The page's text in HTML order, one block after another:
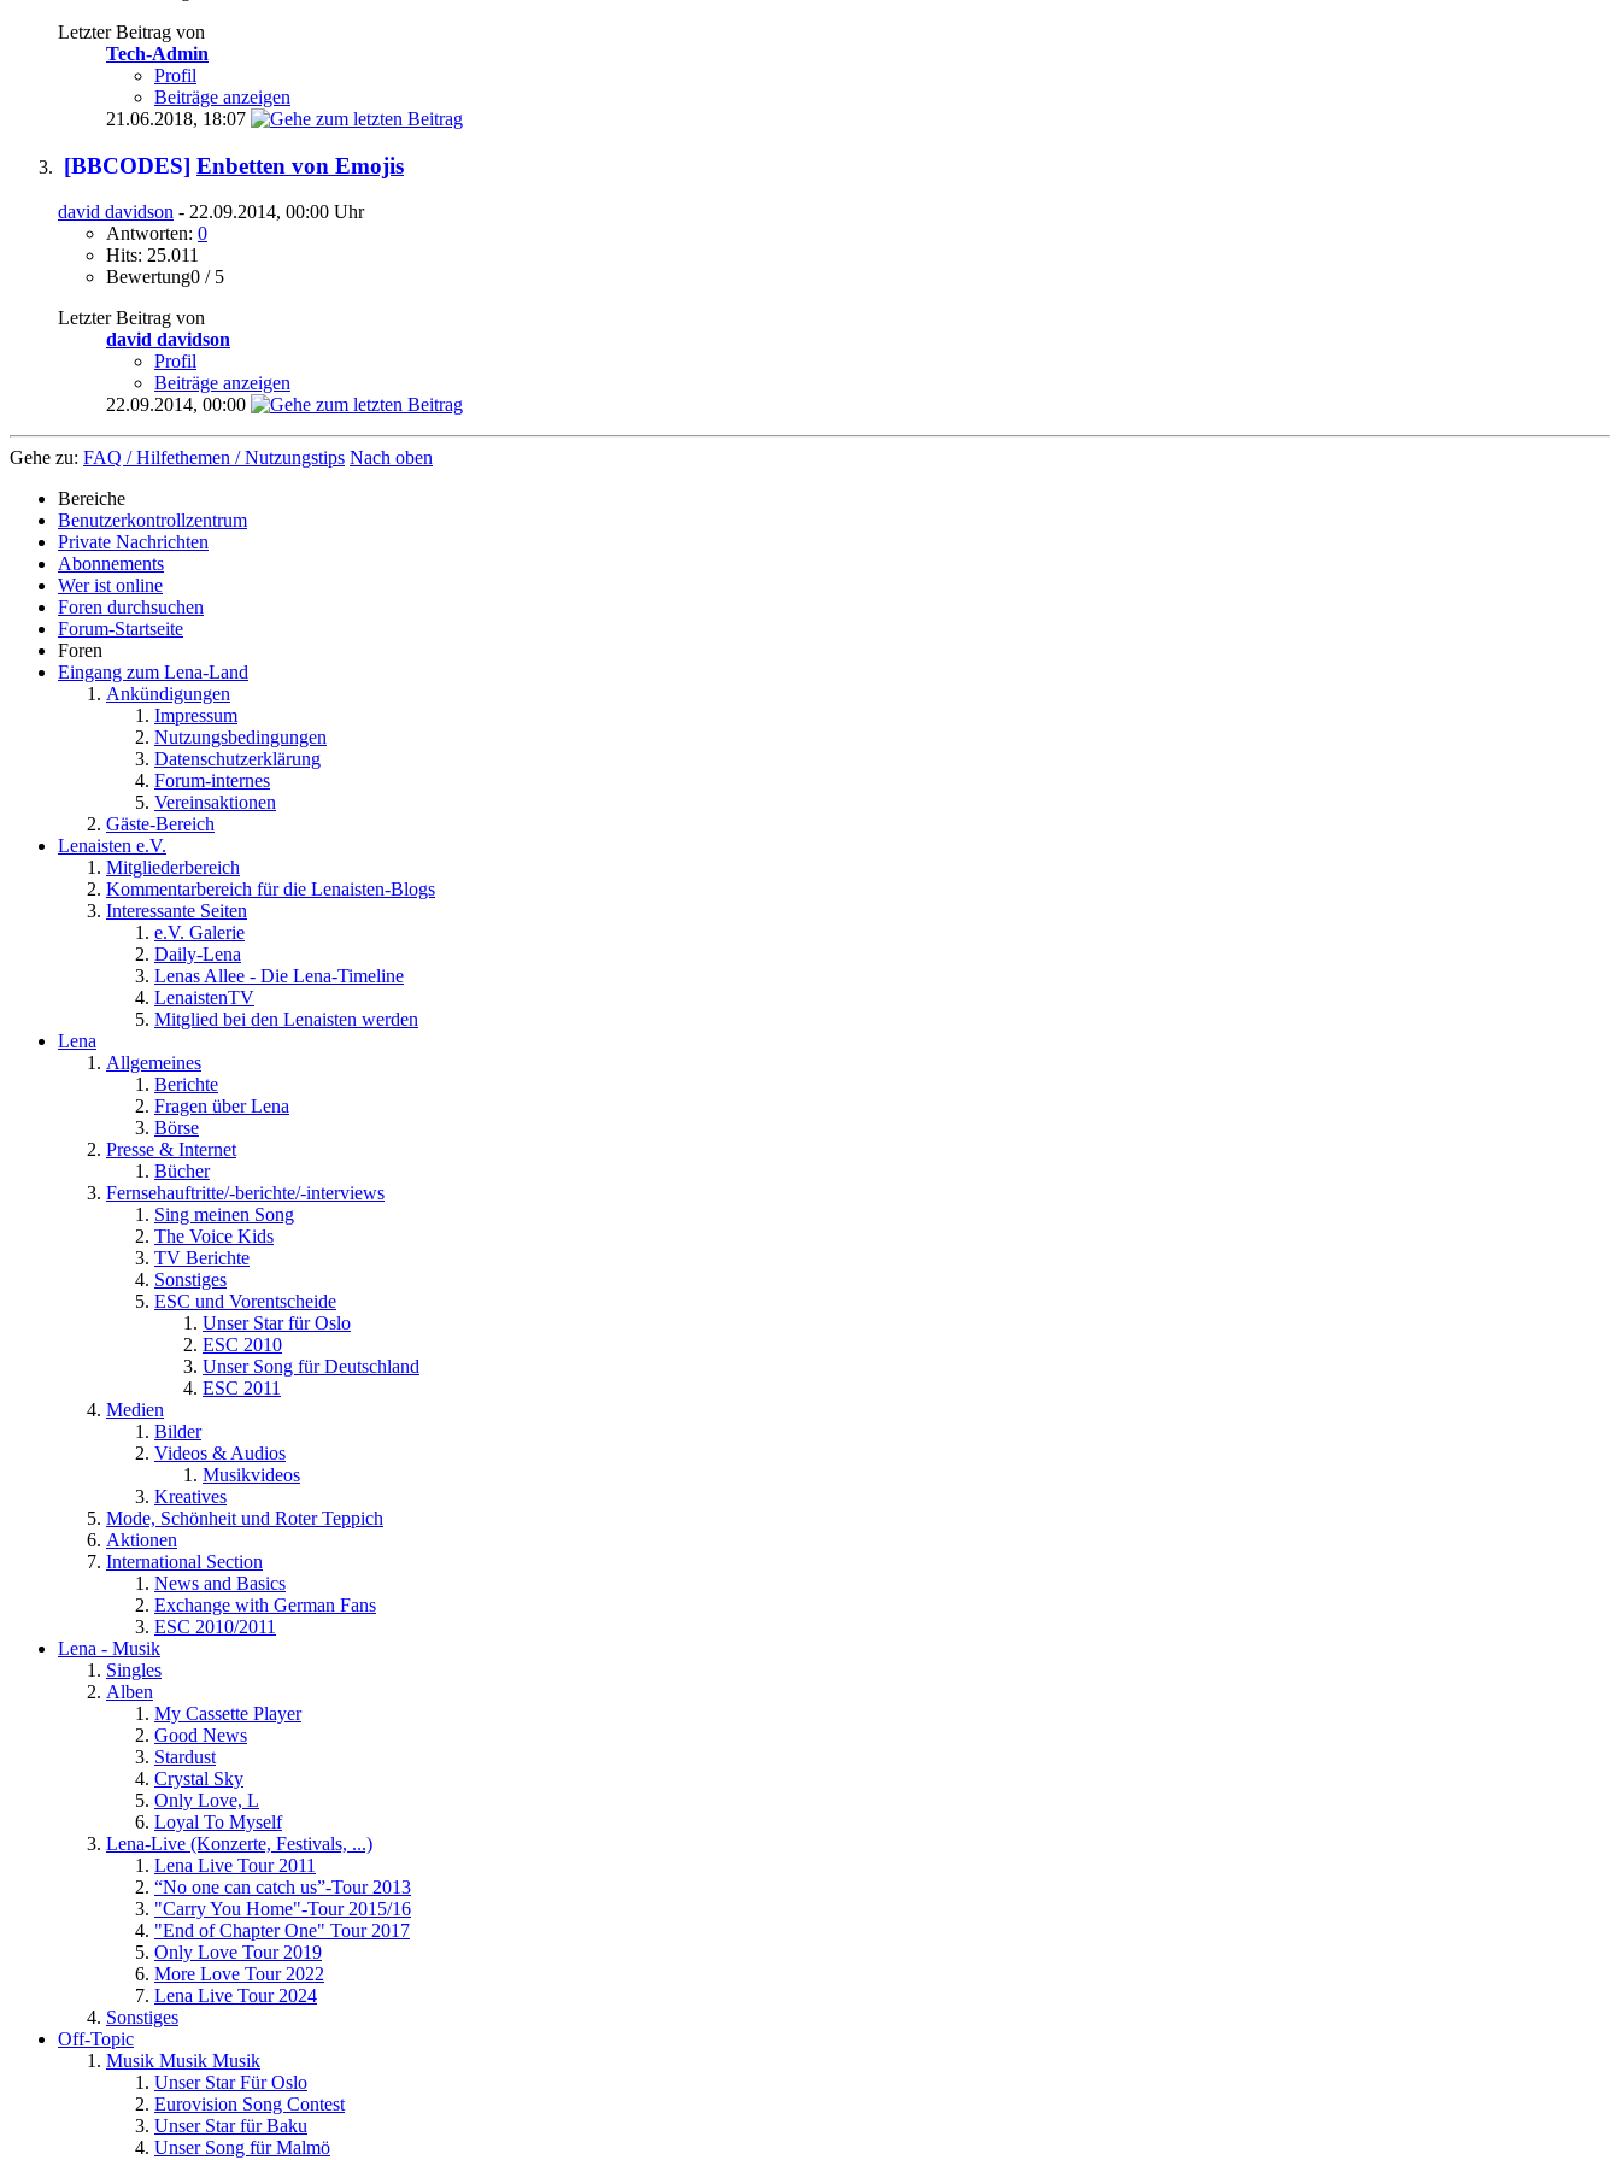
Letzter Beitrag von
Tech-Admin
Profil
Beiträge anzeigen
21.06.2018, 18:07
[BBCODES] Enbetten von Emojis
david davidson - 22.09.2014, 00:00 Uhr
Antworten: 0
Hits: 25.011
Bewertung0 / 5
Letzter Beitrag von
david davidson
Profil
Beiträge anzeigen
22.09.2014, 00:00
Gehe zu: FAQ / Hilfethemen / Nutzungstips Nach oben
Bereiche
Benutzerkontrollzentrum
Private Nachrichten
Abonnements
Wer ist online
Foren durchsuchen
Forum-Startseite
Foren
Eingang zum Lena-Land
Ankündigungen
Impressum
Nutzungsbedingungen
Datenschutzerklärung
Forum-internes
Vereinsaktionen
Gäste-Bereich
Lenaisten e.V.
Mitgliederbereich
Kommentarbereich für die Lenaisten-Blogs
Interessante Seiten
e.V. Galerie
Daily-Lena
Lenas Allee - Die Lena-Timeline
LenaistenTV
Mitglied bei den Lenaisten werden
Lena
Allgemeines
Berichte
Fragen über Lena
Börse
Presse & Internet
Bücher
Fernsehauftritte/-berichte/-interviews
Sing meinen Song
The Voice Kids
TV Berichte
Sonstiges
ESC und Vorentscheide
Unser Star für Oslo
ESC 2010
Unser Song für Deutschland
ESC 2011
Medien
Bilder
Videos & Audios
Musikvideos
Kreatives
Mode, Schönheit und Roter Teppich
Aktionen
International Section
News and Basics
Exchange with German Fans
ESC 2010/2011
Lena - Musik
Singles
Alben
My Cassette Player
Good News
Stardust
Crystal Sky
Only Love, L
Loyal To Myself
Lena-Live (Konzerte, Festivals, ...)
Lena Live Tour 2011
“No one can catch us”-Tour 2013
"Carry You Home"-Tour 2015/16
"End of Chapter One" Tour 2017
Only Love Tour 2019
More Love Tour 2022
Lena Live Tour 2024
Sonstiges
Off-Topic
Musik Musik Musik
Unser Star Für Oslo
Eurovision Song Contest
Unser Star für Baku
Unser Song für Malmö